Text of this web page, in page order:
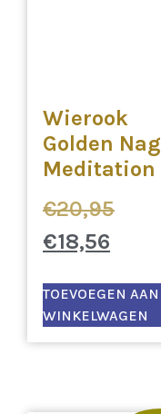
Wierook
Golden Nag
Meditation
€20,95
€18,56
TOEVOEGEN AAN
WINKELWAGEN